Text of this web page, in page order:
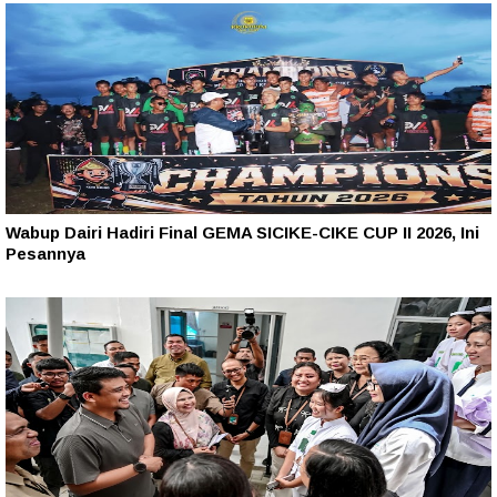
Wabup Dairi Hadiri Final GEMA SICIKE-CIKE CUP II 2026, Ini
Pesannya